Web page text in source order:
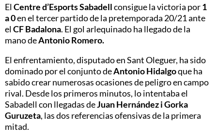
ElCentre d’Esports Sabadellconsigue la victoria por1
a 0en el tercer partido de la pretemporada 20/21 ante
elCF Badalona. El gol arlequinado ha llegado de la
mano deAntonio Romero.
El enfrentamiento, disputado en Sant Oleguer, ha sido
dominado por el conjunto deAntonio Hidalgoque ha
sabido crear numerosas ocasiones de peligro en campo
rival. Desde los primeros minutos, lo intentaba el
Sabadell con llegadas deJuan Hernández i Gorka
Guruzeta, las dos referencias ofensivas de la primera
mitad.